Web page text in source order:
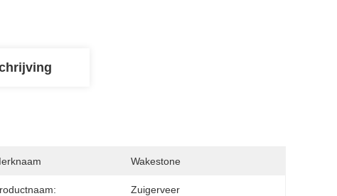
Wakestone
Zuigerveer